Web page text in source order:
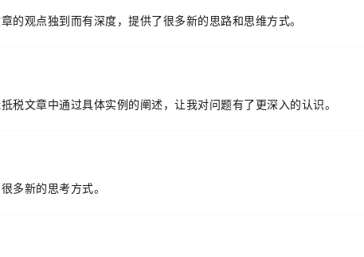
的观点独到而有深度，提供了很多新的思路和思维方式。
税文章中通过具体实例的阐述，让我对问题有了更深入的认识。
多新的思考方式。